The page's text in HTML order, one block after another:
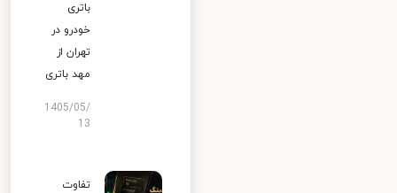
باتری
خودرو در
تهران از
مهد باتری
1405/05/
13
تفاوت